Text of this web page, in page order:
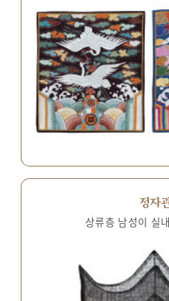
정자
상류층 남성이 실